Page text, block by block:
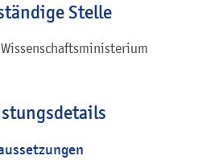
Stelle